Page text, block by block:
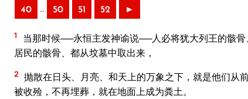
40 .. 50 51 52 ►
1
当那时候──永恒主发神谕说──人必将犹大列王的骸
居民的骸骨、都从坟墓中取出来，
2 抛散在日头、月亮、和天上的万象之下，就是他们从
被收殓，不再埋葬，就在地面上成为粪土。